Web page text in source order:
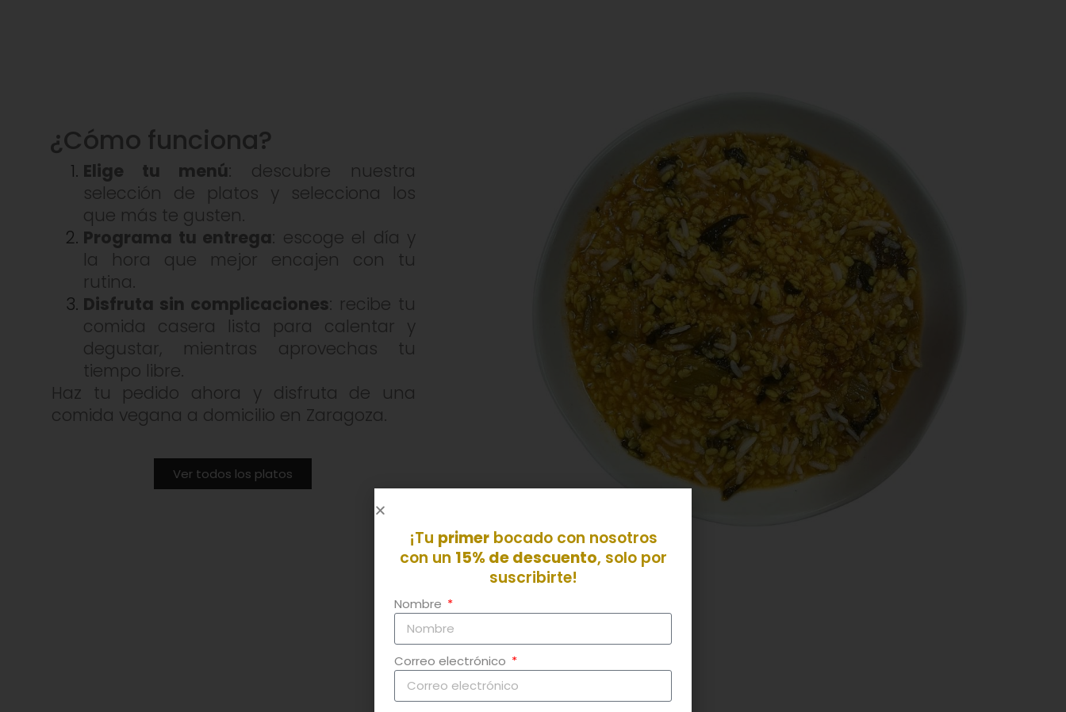
¿Cómo funciona?
Elige tu menú: descubre nuestra
selección de platos y selecciona los
que más te gusten.
Programa tu entrega: escoge el día y
la hora que mejor encajen con tu
rutina.
Disfruta sin complicaciones: recibe tu
comida casera lista para calentar y
degustar, mientras aprovechas tu
tiempo libre.
Haz tu pedido ahora y disfruta de una
comida vegana a domicilio en Zaragoza.
Ver todos los platos
¡Tu primerbocado con nosotros
con un 15% de descuento, solo por
suscribirte!
Nombre
Correo electrónico